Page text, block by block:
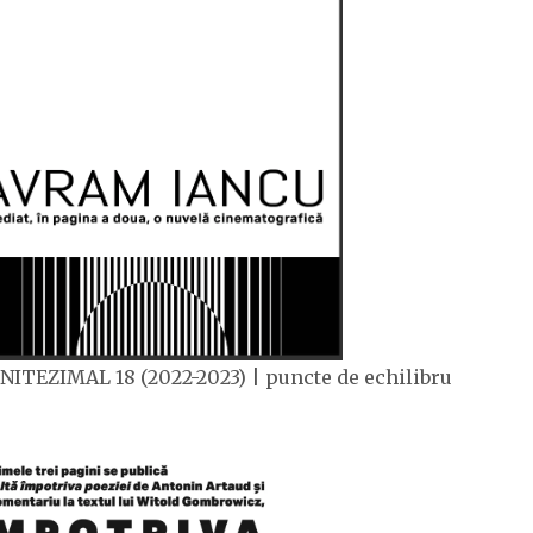
18 (2022-2023) | puncte de echilibru